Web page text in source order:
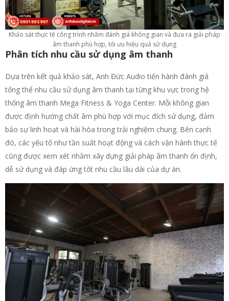
Khảo sát thực tế công trình nhằm đánh giá không gian và đưa ra giải pháp
âm thanh phù hợp, tối ưu hiệu quả sử dụng
Phân tích nhu cầu sử dụng âm thanh
Dựa trên kết quả khảo sát, Anh Đức Audio tiến hành đánh giá
tổng thể nhu cầu sử dụng âm thanh tại từng khu vực trong hệ
thống âm thanh Mega Fitness & Yoga Center. Mỗi không gian
được định hướng chất âm phù hợp với mục đích sử dụng, đảm
bảo sự linh hoạt và hài hòa trong trải nghiệm chung. Bên cạnh
đó, các yếu tố như tần suất hoạt động và cách vận hành thực tế
cũng được xem xét nhằm xây dựng giải pháp âm thanh ổn định,
dễ sử dụng và đáp ứng tốt nhu cầu lâu dài của dự án.